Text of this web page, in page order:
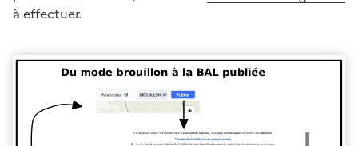
à effectuer.